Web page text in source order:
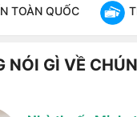
TOÀN QUỐC
NÓI GÌ VỀ